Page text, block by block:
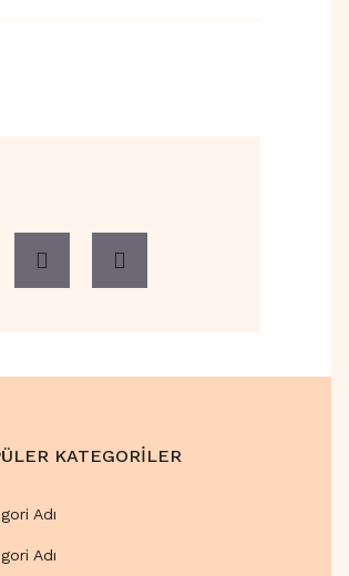
KATEGORİLER
Adı
Adı